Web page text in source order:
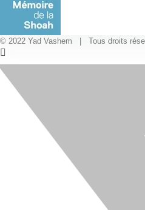
© 2022 Yad Vashem | Tous droits
X